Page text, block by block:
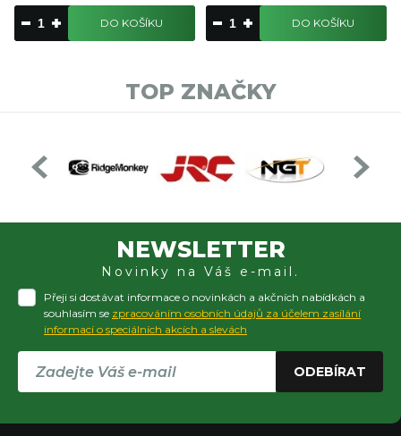
DO KOŠÍKU DO KOŠÍKU
TOP ZNAČKY
NEWSLETTER
Novinky na Váš e-mail.
Přeji si dostávat informace o novinkách a akčních nabídkách a
souhlasím se zpracováním osobních údajů za účelem zasílání
informací o speciálních akcích a slevách
ODEBÍRAT